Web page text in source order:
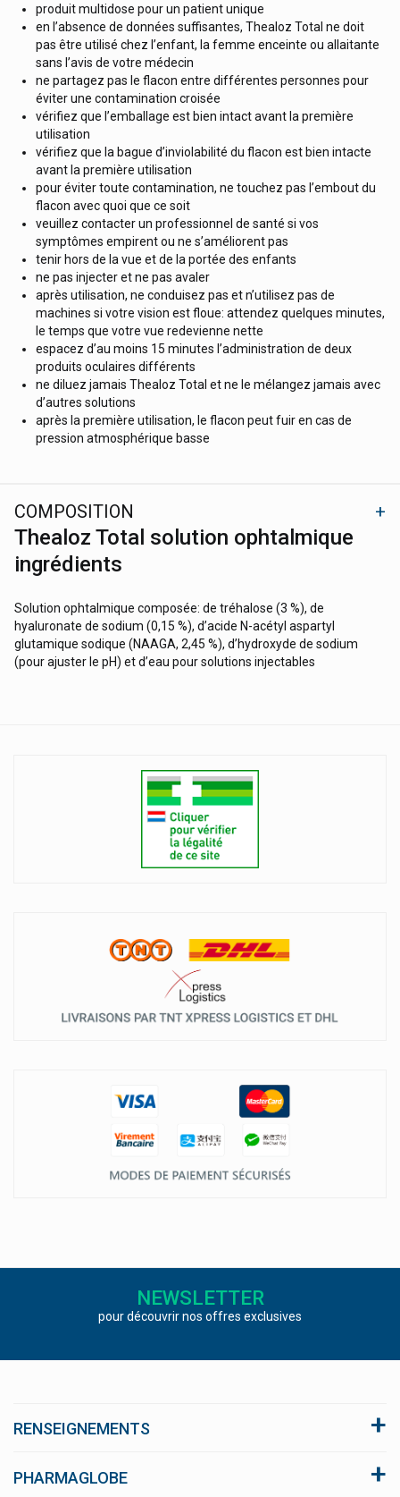
produit multidose pour un patient unique
en l’absence de données suffisantes, Thealoz Total ne doit
pas être utilisé chez l’enfant, la femme enceinte ou allaitante
sans l’avis de votre médecin
ne partagez pas le flacon entre différentes personnes pour
éviter une contamination croisée
vérifiez que l’emballage est bien intact avant la première
utilisation
vérifiez que la bague d’inviolabilité du flacon est bien intacte
avant la première utilisation
pour éviter toute contamination, ne touchez pas l’embout du
flacon avec quoi que ce soit
veuillez contacter un professionnel de santé si vos
symptômes empirent ou ne s’améliorent pas
tenir hors de la vue et de la portée des enfants
ne pas injecter et ne pas avaler
après utilisation, ne conduisez pas et n’utilisez pas de
machines si votre vision est floue: attendez quelques minutes,
le temps que votre vue redevienne nette
espacez d’au moins 15 minutes l’administration de deux
produits oculaires différents
ne diluez jamais Thealoz Total et ne le mélangez jamais avec
d’autres solutions
après la première utilisation, le flacon peut fuir en cas de
pression atmosphérique basse
COMPOSITION
Thealoz Total solution ophtalmique
ingrédients
Solution ophtalmique composée: de tréhalose (3 %), de
hyaluronate de sodium (0,15 %), d’acide N-acétyl aspartyl
glutamique sodique (NAAGA, 2,45 %), d’hydroxyde de sodium
(pour ajuster le pH) et d’eau pour solutions injectables
NEWSLETTER
pour découvrir nos offres exclusives
RENSEIGNEMENTS
PHARMAGLOBE